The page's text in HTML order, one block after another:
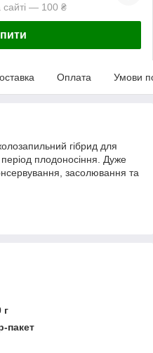
сайті — 100 ₴
Оплата Умови
гібрид для
період плодоносіння. Дуже
засолювання та
г
пакет